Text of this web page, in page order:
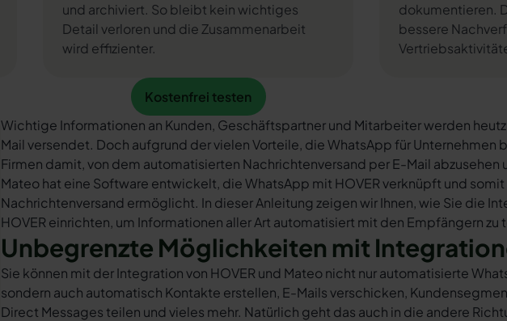
und archiviert. So bleibt kein wichtiges
Detail verloren und die Zusammenarbeit
wird effizienter.
dokumentieren.
bessere
Kostenfrei testen
Kostenfrei testen
Wichtige Informationen an Kunden, Geschäftspartner und Mitarbeiter werden
Mail versendet. Doch aufgrund der vielen Vorteile, die WhatsApp für Unternehmen
Firmen damit, von dem automatisierten Nachrichtenversand per E-Mail abzusehen
Mateo hat eine Software entwickelt, die WhatsApp mit HOVER verknüpft und
Nachrichtenversand ermöglicht. In dieser Anleitung zeigen wir Ihnen, wie Sie die
HOVER einrichten, um Informationen aller Art automatisiert mit den Empfängern zu
Unbegrenzte Möglichkeiten mit
Sie können mit der Integration von HOVER und Mateo nicht nur automatisierte
sondern auch automatisch Kontakte erstellen, E-Mails verschicken,
Direct Messages teilen und vieles mehr. Natürlich geht das auch in die andere